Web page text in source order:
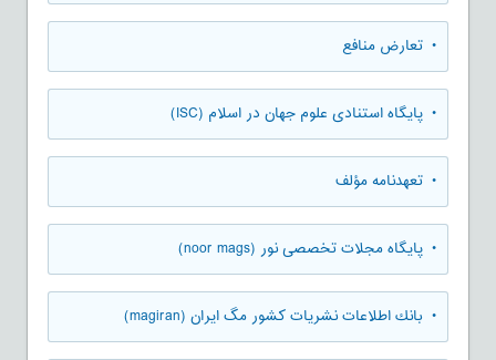
• تعارض منافع
• پایگاه استنادی علوم جهان در اسلام (ISC)
• تعهدنامه مؤلف
• پایگاه مجلات تخصصی نور (noor mags)
• بانك اطلاعات نشريات كشور مگ ايران (magiran)